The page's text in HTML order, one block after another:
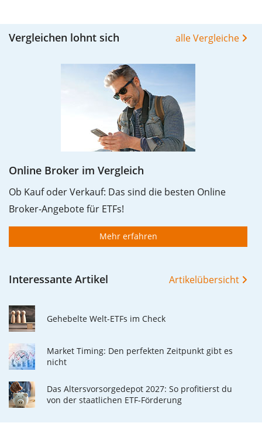
-50%.
Die Wertentwicklungsangaben für ETFs beinhalten
Ausschüttungen (falls vorhanden).
Vergleichen lohnt sich alle Vergleiche
Online Broker im Vergleich
Ob Kauf oder Verkauf: Das sind die besten Online
Broker-Angebote für ETFs!
Mehr erfahren
Interessante Artikel Artikelübersicht
Gehebelte Welt-ETFs im Check
Market Timing: Den perfekten Zeitpunkt gibt es
nicht
Das Altersvorsorgedepot 2027: So profitierst du
von der staatlichen ETF-Förderung